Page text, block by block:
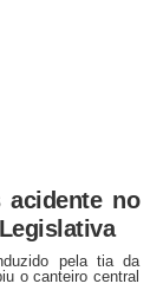
acidente no
pela tia da
o canteiro central